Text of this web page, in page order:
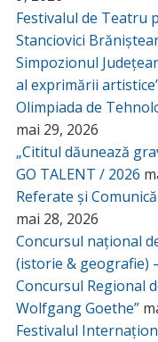
Festivalul de Teatru
Stanciovici
Simpozionul
al exprimării
Olimpiada de
mai 29, 2026
„Cititul dăunează
GO TALENT / 2026
Referate și
mai 28, 2026
Concursul național
(istorie & geografie)
Concursul Regional
Wolfgang Goethe”
Festivalul